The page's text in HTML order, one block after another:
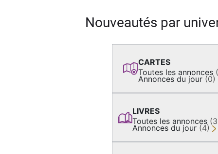
Nouveautés par
CARTES
Toutes les annonces
Annonces du jour (0)
LIVRES
Toutes les annonces
Annonces du jour (4)